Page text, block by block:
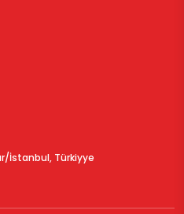
İstanbul, Türkiyye